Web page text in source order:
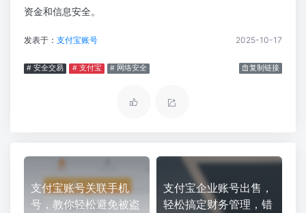
资金和信息安全。
发表于： 支付宝账号 2025-10-17
# 安全交易 # 支付宝 # 网络安全 复制链接
支付宝账号关联手机
号，教你轻松避免被盗
支付宝企业账号出售，
轻松搞定财务管理，错